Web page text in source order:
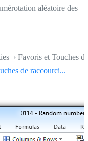
aléatoire des
› Favoris et Touches de
de raccourci...